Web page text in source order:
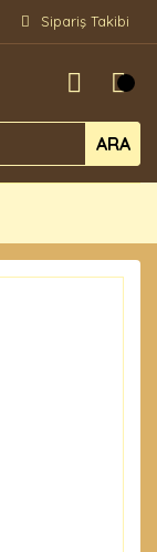
Sipariş Takibi
ARA